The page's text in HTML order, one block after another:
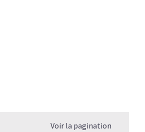
Voir la pagination